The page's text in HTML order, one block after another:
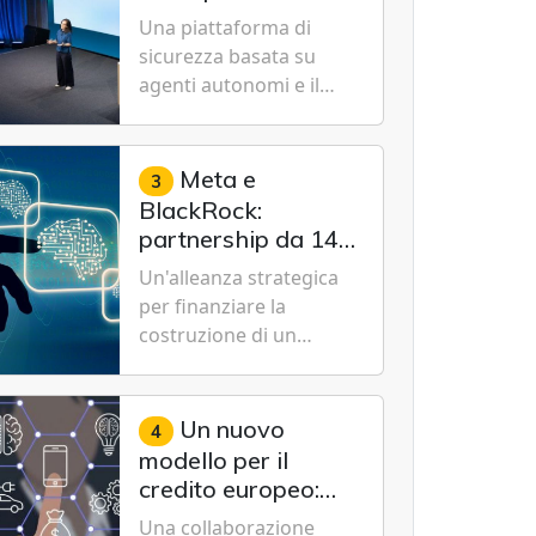
Cybersecurity.
nuovo modello IA
specializzato per la
cybersecurity
Una piattaforma di
sicurezza basata su
agenti autonomi e il
Cyber-1-Flash per
consentire alle
organizzazioni di
passare da una difesa
reattiva a una strategia
di gestione continua del
rischio.
3 Meta e
BlackRock:
partnership da 14
miliardi di dollari
per un data center
da record in Texas
Un'alleanza strategica
per finanziare la
costruzione di un
1 gigawatt a El Paso,
volto a sostenere le
future ambizioni di
superintelligenza e
intelligenza artificiale
4 Un nuovo
modello per il
credito europeo:
UniCredit,
Una collaborazione